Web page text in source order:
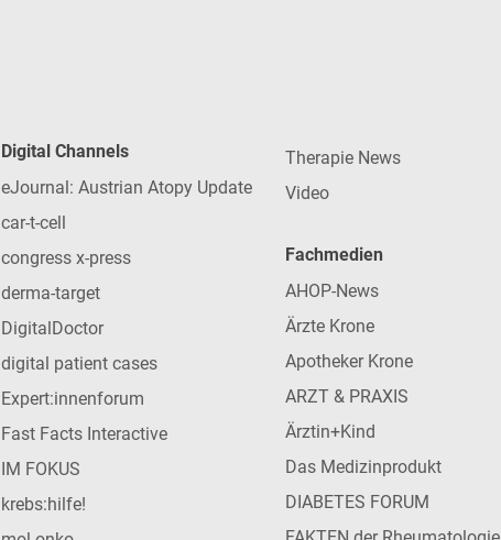
Digital Channels
eJournal: Austrian Atopy Update
car-t-cell
congress x-press
derma-target
DigitalDoctor
digital patient cases
Expert:innenforum
Fast Facts Interactive
IM FOKUS
krebs:hilfe!
Therapie News
Video
Fachmedien
AHOP-News
Ärzte Krone
Apotheker Krone
ARZT & PRAXIS
Ärztin+Kind
Das Medizinprodukt
DIABETES FORUM